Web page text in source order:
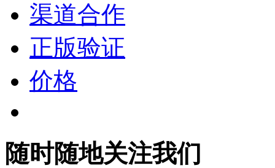
渠道合作
正版验证
价格
随时随地关注我们